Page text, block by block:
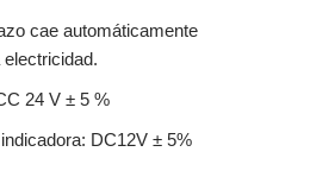
cae automáticamente
24 V ± 5 %
DC12V ± 5%